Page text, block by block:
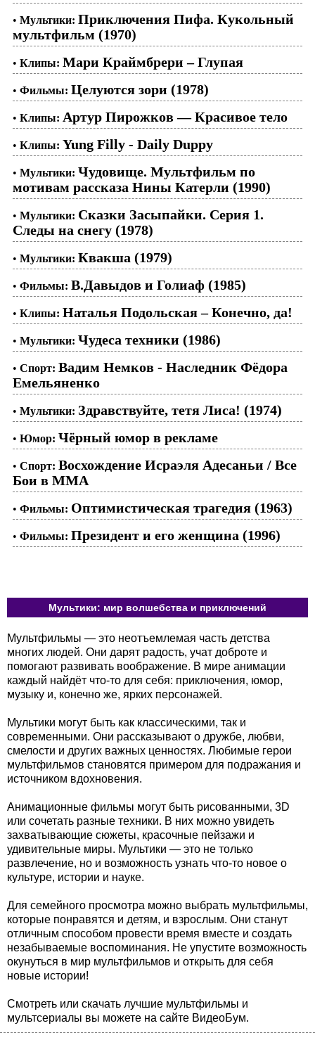
• Мультики: Приключения Пифа. Кукольный
мультфильм (1970)
• Клипы: Мари Краймбрери – Глупая
• Фильмы: Целуются зори (1978)
• Клипы: Артур Пирожков — Красивое тело
• Клипы: Yung Filly - Daily Duppy
• Мультики: Чудовище. Мультфильм по
мотивам рассказа Нины Катерли (1990)
• Мультики: Сказки Засыпайки. Серия 1.
Следы на снегу (1978)
• Мультики: Квакша (1979)
• Фильмы: В.Давыдов и Голиаф (1985)
• Клипы: Наталья Подольская – Конечно, да!
• Мультики: Чудеса техники (1986)
• Спорт: Вадим Немков - Наследник Фёдора
Емельяненко
• Мультики: Здравствуйте, тетя Лиса! (1974)
• Юмор: Чёрный юмор в рекламе
• Спорт: Восхождение Исраэля Адесаньи / Все
Бои в ММА
• Фильмы: Оптимистическая трагедия (1963)
• Фильмы: Президент и его женщина (1996)
Мультики: мир волшебства и приключений
Мультфильмы — это неотъемлемая часть детства
многих людей. Они дарят радость, учат доброте и
помогают развивать воображение. В мире анимации
каждый найдёт что-то для себя: приключения, юмор,
музыку и, конечно же, ярких персонажей.
Мультики могут быть как классическими, так и
современными. Они рассказывают о дружбе, любви,
смелости и других важных ценностях. Любимые герои
мультфильмов становятся примером для подражания и
источником вдохновения.
Анимационные фильмы могут быть рисованными, 3D
или сочетать разные техники. В них можно увидеть
захватывающие сюжеты, красочные пейзажи и
удивительные миры. Мультики — это не только
развлечение, но и возможность узнать что-то новое о
культуре, истории и науке.
Для семейного просмотра можно выбрать мультфильмы,
которые понравятся и детям, и взрослым. Они станут
отличным способом провести время вместе и создать
незабываемые воспоминания. Не упустите возможность
окунуться в мир мультфильмов и открыть для себя
новые истории!
Смотреть или скачать лучшие мультфильмы и
мультсериалы вы можете на сайте ВидеоБум.